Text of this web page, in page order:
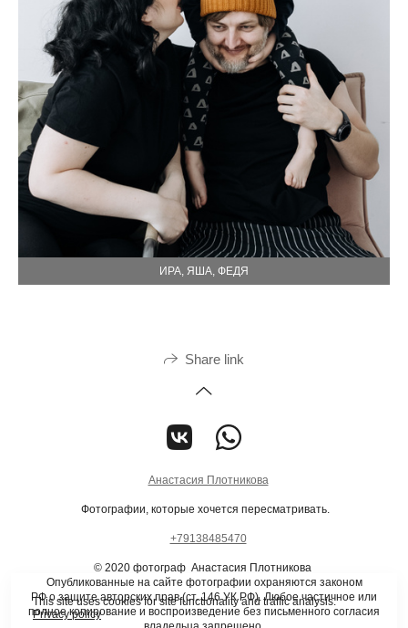
ИРА, ЯША, ФЕДЯ
Share link
Анастасия Плотникова
Фотографии, которые хочется пересматривать.
+79138485470
© 2020 фотограф Анастасия Плотникова
Опубликованные на сайте фотографии охраняются законом
РФ о защите авторских прав (ст. 146 УК РФ). Любое частичное или
полное копирование и воспроизведение без письменного согласия
This site uses cookies for site functionality and traffic analysis.
Privacy policy